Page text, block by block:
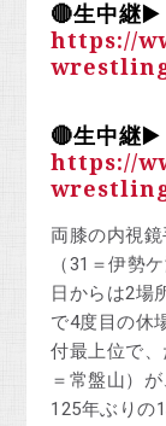
🔴生中継▶️
https://
🔴生中継▶️
https://
両膝の内視
（31＝伊勢
日からは2場
で4度目の休
付最上位で
＝常盤山）
125年ぶりの